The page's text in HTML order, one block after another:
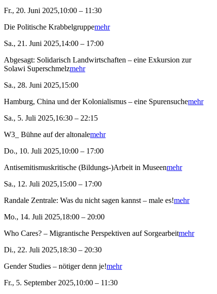
Fr., 20. Juni 2025,10:00 – 11:30
Die Politische Krabbelgruppemehr
Sa., 21. Juni 2025,14:00 – 17:00
Abgesagt: Solidarisch Landwirtschaften – eine Exkursion zur
Solawi Superschmelzmehr
Sa., 28. Juni 2025,15:00
Hamburg, China und der Kolonialismus – eine Spurensuchemehr
Sa., 5. Juli 2025,16:30 – 22:15
W3_ Bühne auf der altonalemehr
Do., 10. Juli 2025,10:00 – 17:00
Antisemitismuskritische (Bildungs-)Arbeit in Museenmehr
Sa., 12. Juli 2025,15:00 – 17:00
Randale Zentrale: Was du nicht sagen kannst – male es!mehr
Mo., 14. Juli 2025,18:00 – 20:00
Who Cares? – Migrantische Perspektiven auf Sorgearbeitmehr
Di., 22. Juli 2025,18:30 – 20:30
Gender Studies – nötiger denn je!mehr
Fr., 5. September 2025,10:00 – 11:30